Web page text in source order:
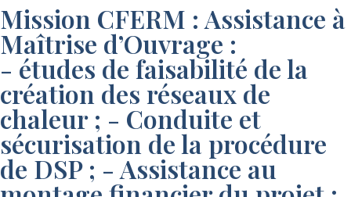
Mission CFERM : Assistance à
Maîtrise d’Ouvrage :
- études de faisabilité de la
création des réseaux de
chaleur ; - Conduite et
sécurisation de la procédure
de DSP ; - Assistance au